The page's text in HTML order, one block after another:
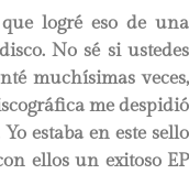
logré eso de una
No sé si ustedes
muchísimas veces,
me despidió
estaba en este sello
ellos un exitoso EP